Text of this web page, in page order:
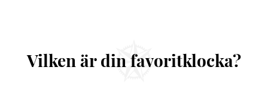
Vilken är din favoritklocka?